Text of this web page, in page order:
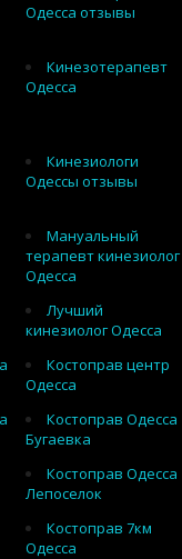
Одесса отзывы
Кинезотерапевт
Одесса
Кинезиологи
Одессы отзывы
Мануальный
терапевт кинезиолог
Одесса
Лучший
кинезиолог Одесса
Костоправ центр
Одесса
Костоправ Одесса
Бугаевка
Костоправ Одесса
Лепоселок
Костоправ 7км
Одесса